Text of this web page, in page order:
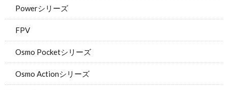
Powerシリーズ
FPV
Osmo Pocketシリーズ
Osmo Actionシリーズ